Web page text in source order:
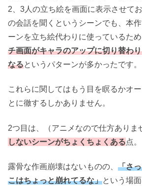
2、3人の立ち絵を画面に表示させて
の会話を聞くというシーンでも、本
ーンを立ち絵代わりに使っているため
チ画面がキャラのアップに切り替わ
なるというパターンが多かったです。
これらに関してはもう目を瞑るかオ
とに徹するしかありません。
2つ目は、（アニメなので仕方ありま
しないシーンがちょくちょくある点。
露骨な作画崩壊はないものの、 「さ
こはちょっと崩れてるな」という場